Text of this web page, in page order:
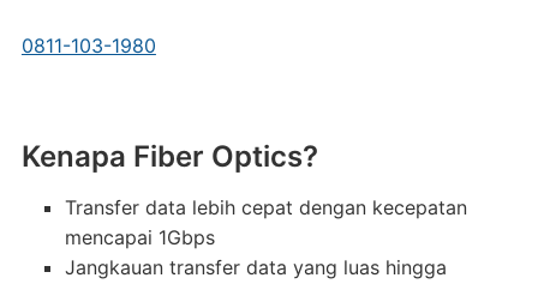
0811-103-1980
Kenapa Fiber Optics?
Transfer data lebih cepat dengan kecepatan
mencapai 1Gbps
Jangkauan transfer data yang luas hingga